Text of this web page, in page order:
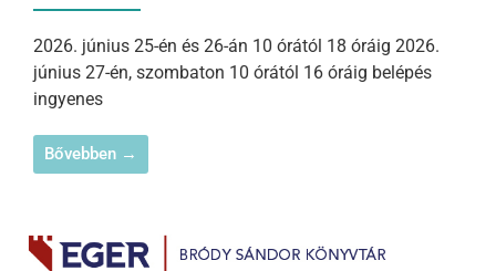
2026. június 25-én és 26-án 10 órától 18 óráig 2026.
június 27-én, szombaton 10 órától 16 óráig belépés
ingyenes
Bővebben →